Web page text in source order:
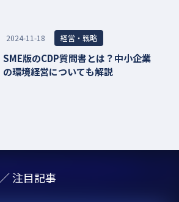
2024-11-18 経営・戦略
SME版のCDP質問書とは？中小企業
の環境経営についても解説
／ 注目記事